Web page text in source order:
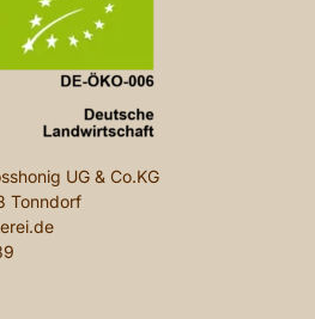
UG & Co.KG
Tonndorf